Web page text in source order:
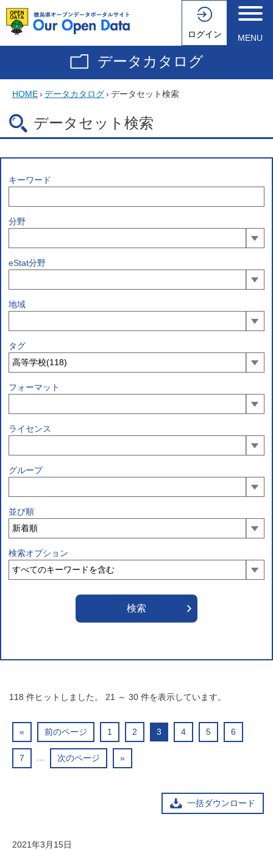
ログイン MENU
データカタログ
HOME› データカタログ› データセット検索
データセット検索
キーワード
分野
eStat分野
地域
タグ
フォーマット
ライセンス
グループ
並び順
検索オプション
118 件ヒットしました。 21 ～ 30 件を表示しています。
« 前のページ 1 2 3 4 5 6
7 ... 次のページ »
一括ダウンロード
2021年3月15日